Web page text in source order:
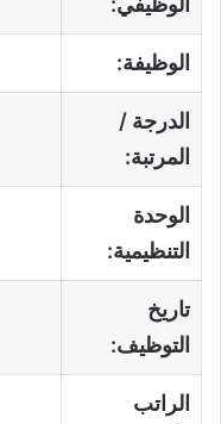
الوظيفة:
الدرجة /
المرتبة:
الوحدة
التنظيمية:
تاريخ
التوظيف:
الراتب